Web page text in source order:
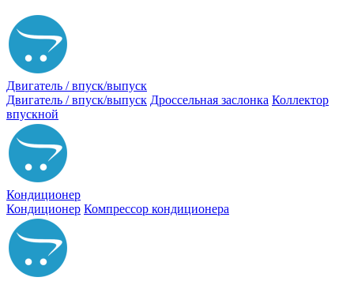
Двигатель / впуск/выпуск
Двигатель / впуск/выпуск Дроссельная заслонка Коллектор
впускной
Кондиционер
Кондиционер Компрессор кондиционера